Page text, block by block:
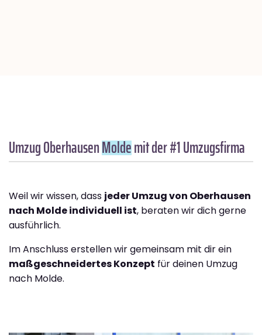
Umzug OberhausenMoldemit der #1 Umzugsfirma
Weil wir wissen, dass jeder Umzug von Oberhausen
nach Molde individuell ist, beraten wir dich gerne
ausführlich.
Im Anschluss erstellen wir gemeinsam mit dir ein
maßgeschneidertes Konzept für deinen Umzug
nach Molde.